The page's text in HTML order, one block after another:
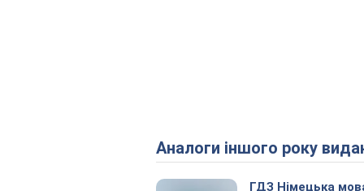
Аналоги іншого року
ГДЗ Німецька